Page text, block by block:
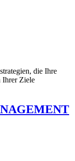
die Ihre
Ihrer Ziele